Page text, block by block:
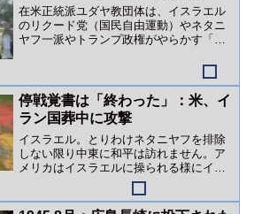
在米正統派ユダヤ教団体は、イスラエル
のリクード党（国民自由運動）やネタニ
ヤフ一派やトランプ政権がやらかす「ユ
停戦覚書は「終わった」：米、イ
ラン国葬中に攻撃
イスラエル。とりわけネタニヤフを排除
しない限り中東に和平は訪れません。ア
メリカはイスラエルに操られる様にイラ
ンを攻撃。狙いはイランカーグ（ハール